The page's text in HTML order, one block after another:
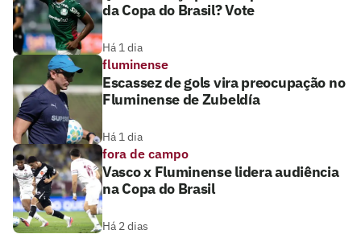
da Copa do Brasil? Vote
Há 1 dia
fluminense
Escassez de gols vira preocupação no
Fluminense de Zubeldía
Há 1 dia
fora de campo
Vasco x Fluminense lidera audiência
na Copa do Brasil
Há 2 dias